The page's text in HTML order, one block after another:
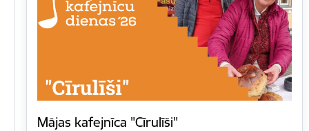
Mājas kafejnīca "Cīrulīši"